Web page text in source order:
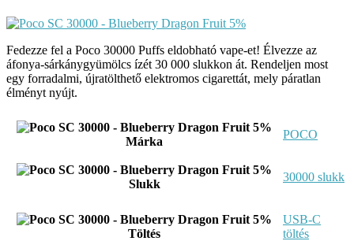
Fedezze fel a Poco 30000 Puffs eldobható vape-et! Élvezze az
áfonya-sárkánygyümölcs ízét 30 000 slukkon át. Rendeljen most
egy forradalmi, újratölthető elektromos cigarettát, mely páratlan
élményt nyújt.
Márka
POCO
Slukk
30000 slukk
Töltés
USB-C
töltés